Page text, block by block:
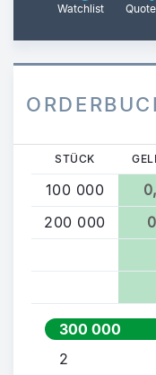
Watchlist
STÜCK
100 000
200 000
300 000
2